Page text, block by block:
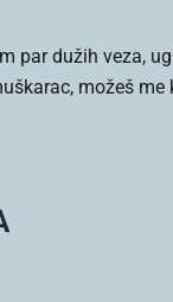
par dužih veza,
možeš